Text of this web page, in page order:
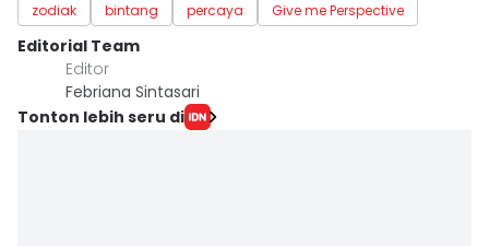
zodiak bintang percaya Give me Perspective
Editorial Team
Editor
Febriana Sintasari
Tonton lebih seru di